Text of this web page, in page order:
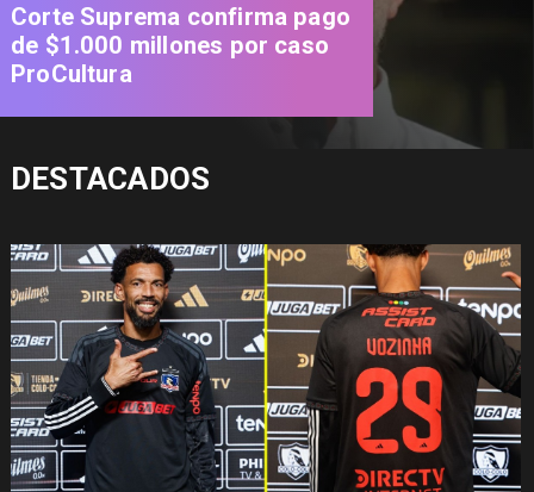
Corte Suprema confirma pago
de $1.000 millones por caso
ProCultura
DESTACADOS